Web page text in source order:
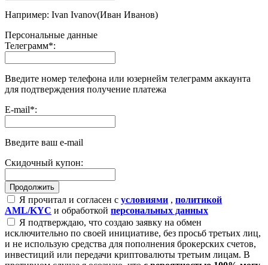
Например: Ivan Ivanov(Иван Иванов)
Персональные данные
Телеграмм*:
Введите номер телефона или юзернейм телеграмм аккаунта
для подтверждения получение платежа
E-mail*:
Введите ваш e-mail
Скидочный купон:
Я прочитал и согласен с условиями , политикой
AML/KYC и обработкой персональных данных
Я подтверждаю, что создаю заявку на обмен
исключительно по своей инициативе, без просьб третьих лиц,
и не использую средства для пополнения брокерских счетов,
инвестиций или передачи криптовалюты третьим лицам. В